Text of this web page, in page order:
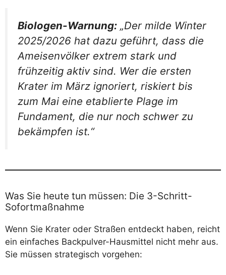
Biologen-Warnung: „Der milde Winter
2025/2026 hat dazu geführt, dass die
Ameisenvölker extrem stark und
frühzeitig aktiv sind. Wer die ersten
Krater im März ignoriert, riskiert bis
zum Mai eine etablierte Plage im
Fundament, die nur noch schwer zu
bekämpfen ist.“
Was Sie heute tun müssen: Die 3-Schritt-
Sofortmaßnahme
Wenn Sie Krater oder Straßen entdeckt haben, reicht
ein einfaches Backpulver-Hausmittel nicht mehr aus.
Sie müssen strategisch vorgehen: